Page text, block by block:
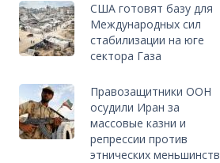
США готовят базу для
Международных сил
стабилизации на юге
сектора Газа
Правозащитники ООН
осудили Иран за
массовые казни и
репрессии против
этнических меньшинств